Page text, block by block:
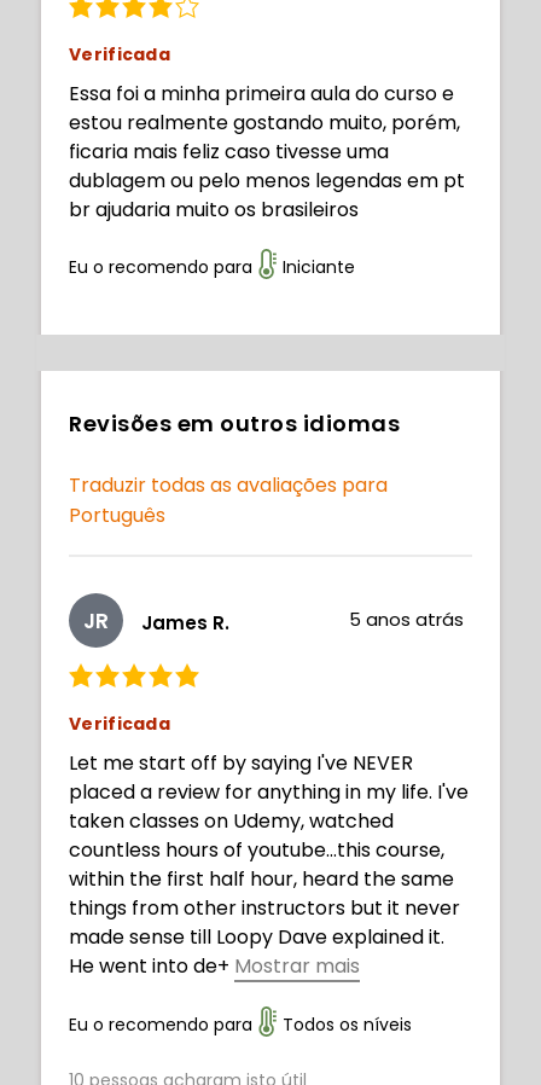
Verificada
Essa foi a minha primeira aula do curso e
estou realmente gostando muito, porém,
ficaria mais feliz caso tivesse uma
dublagem ou pelo menos legendas em pt
br ajudaria muito os brasileiros
Eu o recomendo para Iniciante
Revisões em outros idiomas
Traduzir todas as avaliações para
Português
JR James R. 5 anos atrás
Verificada
Let me start off by saying I've NEVER
placed a review for anything in my life. I've
taken classes on Udemy, watched
countless hours of youtube...this course,
within the first half hour, heard the same
things from other instructors but it never
made sense till Loopy Dave explained it.
He went into de+ Mostrar mais
and broke it down to simple
Eu o recomendo para Todos os níveis
10 pessoas acharam isto útil